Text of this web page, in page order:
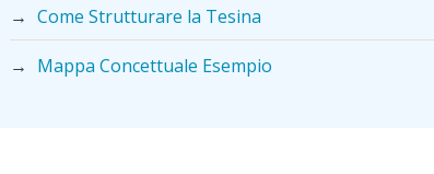
→ Come Strutturare la Tesina
→ Mappa Concettuale Esempio